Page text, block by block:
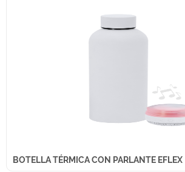
BOTELLA TÉRMICA CON PARLANTE EFLEX